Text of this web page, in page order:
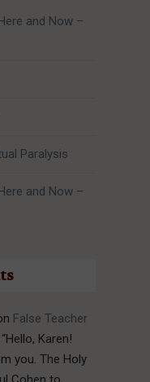
and Now –
Paralysis
and Now –
False Teacher
Hello, Karen!
you. The Holy